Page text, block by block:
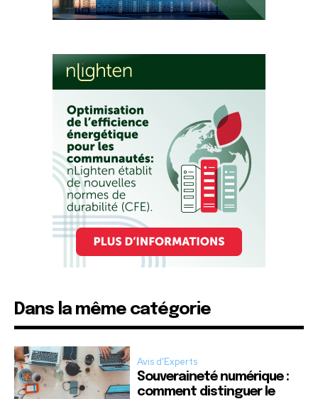
Dans la même catégorie
Avis d'Experts
Souveraineté numérique :
comment distinguer le